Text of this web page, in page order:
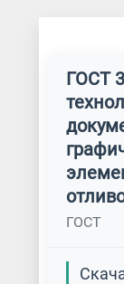
ГОСТ
ГОСТ